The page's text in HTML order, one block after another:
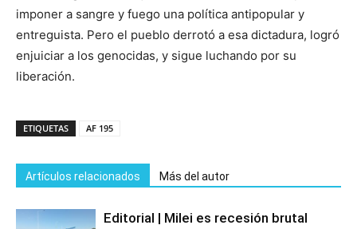
imponer a sangre y fuego una política antipopular y
entreguista. Pero el pueblo derrotó a esa dictadura, logró
enjuiciar a los genocidas, y sigue luchando por su
liberación.
ETIQUETAS AF 195
Artículos relacionados Más del autor
Editorial | Milei es recesión brutal